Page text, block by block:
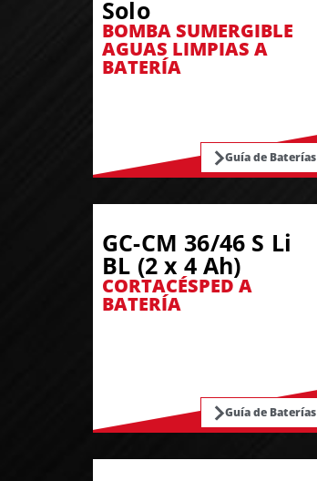
Solo
BOMBA SUMERGIBLE
AGUAS LIMPIAS A
BATERÍA
Guía de Baterías
GC-CM 36/46 S Li
BL (2 x 4 Ah)
CORTACÉSPED A
BATERÍA
Guía de Baterías